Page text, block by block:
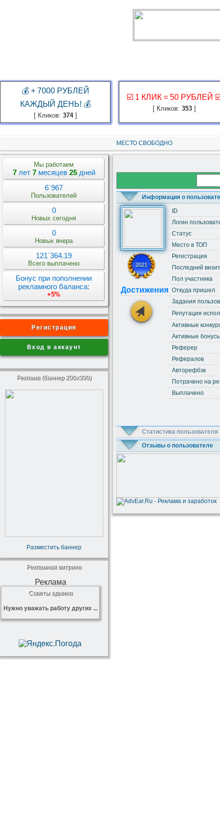
💰 + 7000 РУБЛЕЙ
КАЖДЫЙ ДЕНЬ! 💰
[ Кликов: 374]
☑️ 1 КЛИК = 50 РУБЛЕЙ
[ Кликов: 353]
МЕСТО СВОБОДНО
Мы работаем
7лет 7месяцев 25дней
6`967
Пользователей
0
Новых сегодня
0
Новых вчера
121`364.19
Всего выплачено
Бонус при пополнении
рекламного баланса:
+5%
Регистрация
Вход в аккаунт
Реклама (баннер 200x300)
Разместить баннер
Рекламная витрина
Реклама
Советы админа
Нужно уважать работу других ...
Информация о
2021
Достижения
ID
Логин
Статус
Место в ТОП
Регистрация
Последний визит
Пол участника
Откуда пришел
Задания
Репутация
Активные
Активные
Реферер
Рефералов
Авторефбэк
Потрачено на
Выплачено
Статистика пользователя
Отзывы о пользователе